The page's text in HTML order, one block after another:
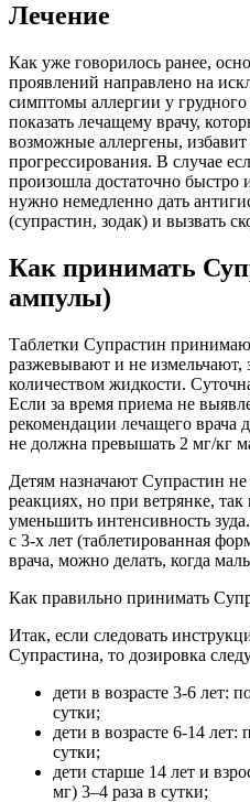
Лечение
Как уже говорилось ранее,
проявлений направлено на
симптомы аллергии у
показать лечащему врачу,
возможные аллергены,
прогрессирования. В случае
произошла достаточно
нужно немедленно дать
(супрастин, зодак) и вызвать
Как принимать
ампулы)
Таблетки Супрастин
разжевывают и не измельчают,
количеством жидкости.
Если за время приема не
рекомендации лечащего врача
не должна превышать 2 мг/кг
Детям назначают Супрастин
реакциях, но при ветрянке, так
уменьшить интенсивность
с 3-х лет (таблетированная
врача, можно делать, когда
Как правильно принимать
Итак, если следовать
Супрастина, то дозировка
дети в возрасте 3-6 лет:
сутки;
дети в возрасте 6-14
сутки;
дети старше 14 лет и
мг) 3–4 раза в сутки;